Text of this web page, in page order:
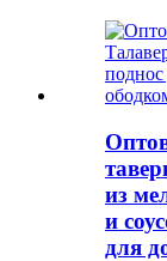
из
и
для